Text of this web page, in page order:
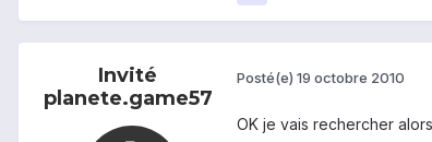
Invité
planete.game57
Posté(e) 19 octobre 2010
OK je vais rechercher